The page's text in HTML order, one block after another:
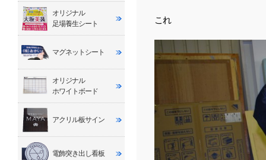
これ
オリジナル
足場養生シート
マグネットシート
オリジナル
ホワイトボード
アクリル板サイン
電飾突き出し看板